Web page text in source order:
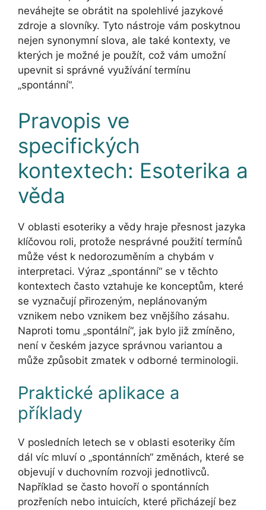
neváhejte se obrátit na spolehlivé jazykové
zdroje a slovníky. Tyto nástroje vám poskytnou
nejen synonymní slova, ale také kontexty, ve
kterých je možné je použít, což vám umožní
upevnit si správné využívání termínu
„spontánní“.
Pravopis ve
specifických
kontextech: Esoterika a
věda
V oblasti esoteriky a vědy hraje přesnost jazyka
klíčovou roli, protože nesprávné použití termínů
může vést k nedorozuměním a chybám v
interpretaci. Výraz „spontánní“ se v těchto
kontextech často vztahuje ke konceptům, které
se vyznačují přirozeným, neplánovaným
vznikem nebo vznikem bez vnějšího zásahu.
Naproti tomu „spontální“, jak bylo již zmíněno,
není v českém jazyce správnou variantou a
může způsobit zmatek v odborné terminologii.
Praktické aplikace a
příklady
V posledních letech se v oblasti esoteriky čím
dál víc mluví o „spontánních“ změnách, které se
objevují v duchovním rozvoji jednotlivců.
Například se často hovoří o spontánních
prozřeních nebo intuicích, které přicházejí bez